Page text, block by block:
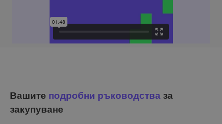
Вашите подробни ръководстваза
закупуване